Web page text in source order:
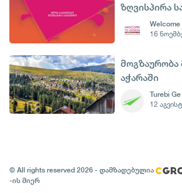
ზღვისპირა
Welcome
16
მოგზაურობა
აჭარაში
Turebi Ge
12
© All rights reserved 2026 - დამზადებულია
-ის მიერ